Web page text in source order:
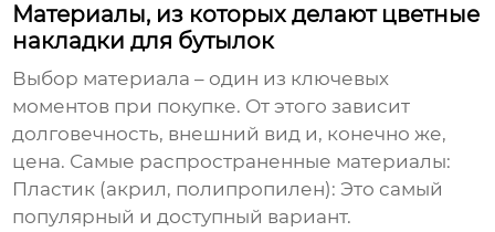
Материалы, из которых делают цветные
накладки для бутылок
Выбор материала – один из ключевых
моментов при покупке. От этого зависит
долговечность, внешний вид и, конечно же,
цена. Самые распространенные материалы:
Пластик (акрил, полипропилен): Это самый
популярный и доступный вариант.